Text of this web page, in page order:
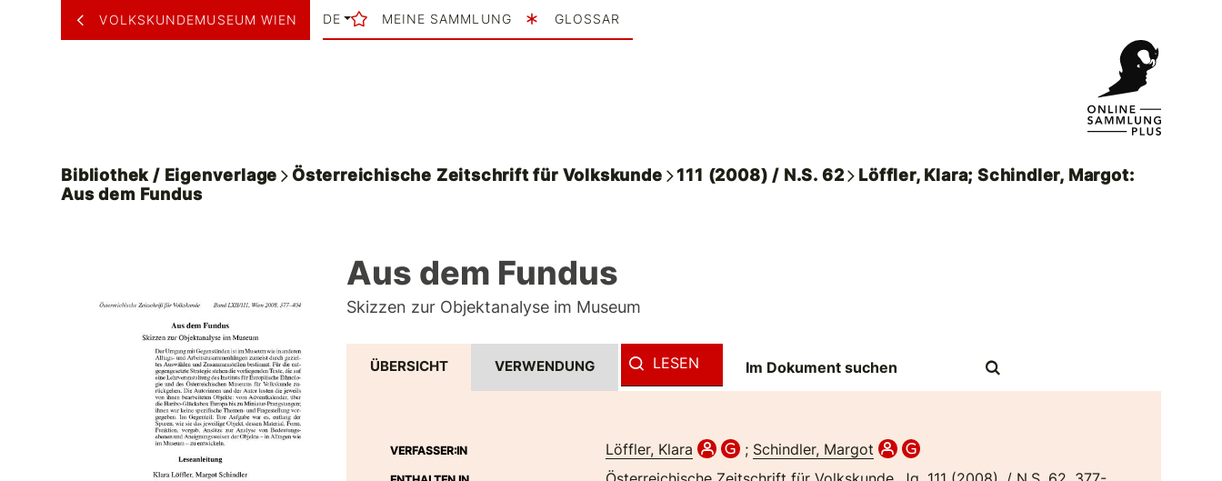
VOLKSKUNDEMUSEUM WIEN DE MEINE SAMMLUNG GLOSSAR
Bibliothek / Eigenverlage Österreichische Zeitschrift für Volkskunde 111 (2008) / N.S. 62
Löffler, Klara; Schindler, Margot:
Aus dem Fundus
Aus dem Fundus
Skizzen zur Objektanalyse im Museum
ÜBERSICHT VERWENDUNG LESEN
VERFASSER:IN Löffler, Klara ; Schindler, Margot